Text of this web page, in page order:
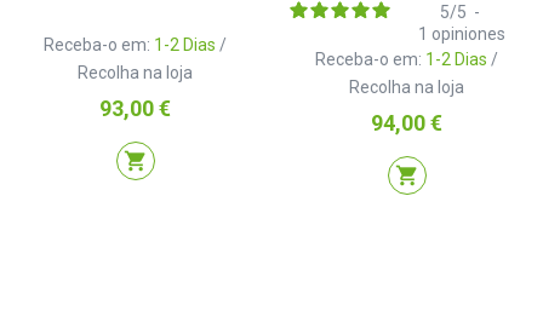
Receba-o em: 1-2 Dias /
Recolha na loja
Preço
93,00 €
shopping_cart
Receba-o em: 1-2 Dias /
Recolha na loja
5/5 -
1 opiniones
Preço
94,00 €
shopping_cart